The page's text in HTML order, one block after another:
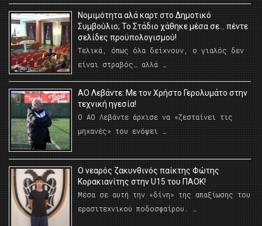
Νομιμότητα αλά καρτ στο Δημοτικό
Συμβούλιο; Το Στάδιο χάθηκε μέσα σε… πέντε
σελίδες προϋπολογισμού!
Τελικά, όπως όλα δείχνουν, ο γιαλός δεν
είναι στραβός… αλλά …
ΑΟ Λεβάντε: Με τον Χρήστο Γερολυμάτο στην
τεχνική ηγεσία!
Ο ΑΟ Λεβάντε άρχισε να «ζεσταίνει τις
μηχανές» του ενόψει …
O νεαρός ζακυνθινός παίκτης Φώτης
Κορακιανίτης στην U15 του ΠΑΟΚ!
Μέσα σε αυτή την «δίνη» της απαξίωσης του
ερασιτεχνικού ποδοσφαίρου. …